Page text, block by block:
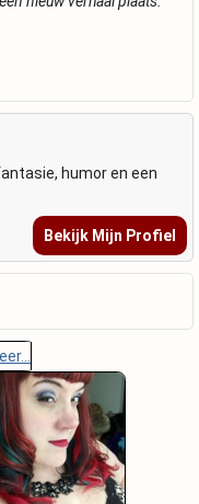
humor en een
Bekijk Mijn Profiel